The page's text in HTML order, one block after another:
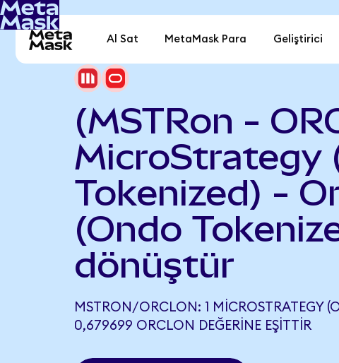
Al Sat MetaMask Para Geliştirici
(MSTRon -
MicroStrategy
Tokenized) -
(Ondo
dönüştür
MSTRON/ORCLON: 1 MICROSTRATEGY
0,679699 ORCLON DEĞERINE EŞITTIR